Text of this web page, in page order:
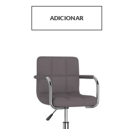
ADICIONAR